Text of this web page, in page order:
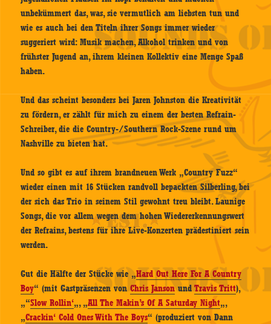
unbekümmert das, was, sie vermutlich am liebsten tun und
wie es auch bei den Titeln ihrer Songs immer wieder
suggeriert wird: Musik machen, Alkohol trinken und von
frühster Jugend an, ihrem kleinen Kollektiv eine Menge Spaß
haben.
Und das scheint besonders bei Jaren Johnston die Kreativität
zu fördern, er zählt für mich zu einem der besten Refrain-
Schreiber, die die Country-/Southern Rock-Szene rund um
Nashville zu bieten hat.
Und so gibt es auf ihrem brandneuen Werk „Country Fuzz“
wieder einen mit 16 Stücken randvoll bepackten Silberling, bei
der sich das Trio in seinem Stil gewohnt treu bleibt. Launige
Songs, die vor allem wegen dem hohen Wiedererkennungswert
der Refrains, bestens für ihre Live-Konzerten prädestiniert sein
werden.
Gut die Hälfte der Stücke wie „Hard Out Here For A Country
Boy“ (mit Gastpräsenzen vonChris JansonundTravis Tritt),
„“Slow Rollin‘„, „All The Makin’s Of A Saturday Night„,
„Crackin‘ Cold Ones With The Boys“ (produziert von Dann